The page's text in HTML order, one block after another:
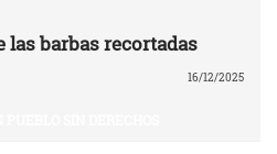
las barbas recortadas
16/12/2025